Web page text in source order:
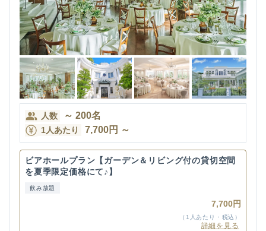
人数 ～ 200名
1人あたり 7,700円 ～
ビアホールプラン【ガーデン＆リビング付の貸切空間
を夏季限定価格にて♪】
飲み放題
7,700円
（1人あたり・税込）
詳細を見る